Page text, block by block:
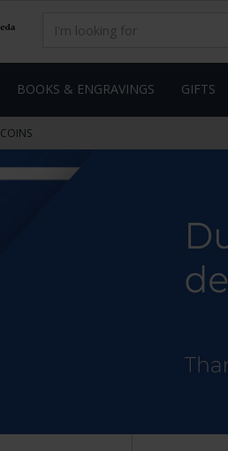
BOOKS & ENGRAVINGS GIFTS
COINS